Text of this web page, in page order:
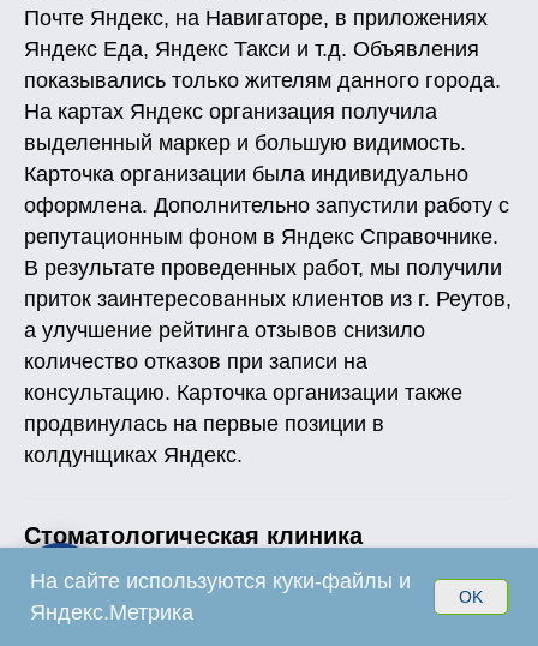
Почте Яндекс, на Навигаторе, в приложениях
Яндекс Еда, Яндекс Такси и т.д. Объявления
показывались только жителям данного города.
На картах Яндекс организация получила
выделенный маркер и большую видимость.
Карточка организации была индивидуально
оформлена. Дополнительно запустили работу с
репутационным фоном в Яндекс Справочнике.
В результате проведенных работ, мы получили
приток заинтересованных клиентов из г. Реутов,
а улучшение рейтинга отзывов снизило
количество отказов при записи на
консультацию. Карточка организации также
продвинулась на первые позиции в
колдунщиках Яндекс.
Стоматологическая клиника
Ленинский проспект.
Вид работы:
Ведение Яндекс Бизнес
Техническое сопровождение сайта
На сайте используются куки-файлы и
Яндекс.Метрика
OK